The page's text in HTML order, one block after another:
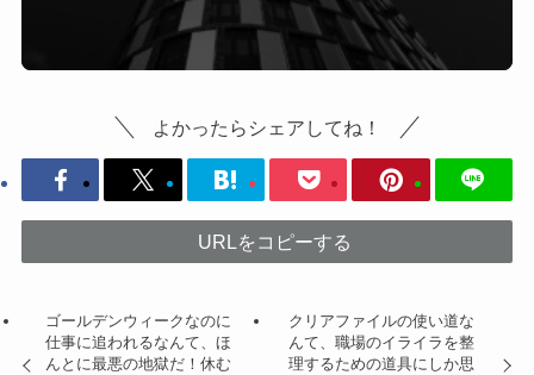
よかったらシェアしてね！
URLをコピーする
ゴールデンウィークなのに
仕事に追われるなんて、ほ
んとに最悪の地獄だ！休む
クリアファイルの使い道な
んて、職場のイライラを整
理するための道具にしか思